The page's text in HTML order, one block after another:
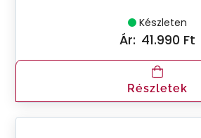
Készleten
Ár: 41.990 Ft
Részletek